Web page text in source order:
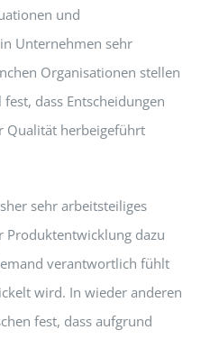
und
Unternehmen sehr
Organisationen stellen
dass Entscheidungen
Qualität herbeigeführt
sehr arbeitsteiliges
Produktentwicklung dazu
verantwortlich fühlt
wird. In wieder anderen
fest, dass aufgrund